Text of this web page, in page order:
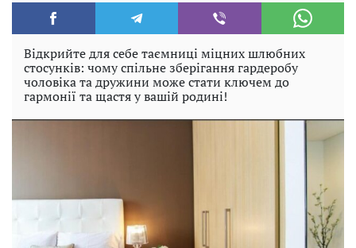
Відкрийте для себе таємниці міцних шлюбних
стосунків: чому спільне зберігання гардеробу
чоловіка та дружини може стати ключем до
гармонії та щастя у вашій родині!